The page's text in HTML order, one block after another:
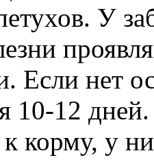
У
Если нет
10-12
корму, у